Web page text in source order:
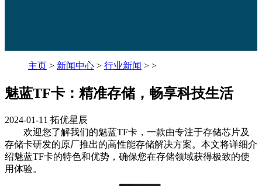
主页 > 新闻中心 > 行业新闻 > >
魅蓝TF卡：精准存储，畅享科技生活
2024-01-11 拓优星辰
欢迎您了解我们的魅蓝TF卡，一款由专注于存储芯片及
存储卡研发的原厂推出的高性能存储解决方案。本文将详细介
绍魅蓝TF卡的特色和优势，确保您在存储领域获得极致的使
用体验。